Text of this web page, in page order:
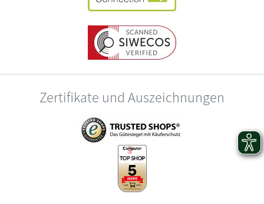
Zertifikate und Auszeichnungen